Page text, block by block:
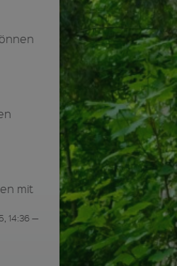
mit
14:36 —